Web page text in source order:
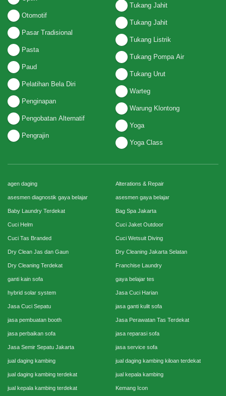
Otomotif
Pasar Tradisional
Pasta
Paud
Pelatihan Bela Diri
Penginapan
Pengobatan Alternatif
Pengrajin
Tukang Jahit
Tukang Jahit
Tukang Listrik
Tukang Pompa Air
Tukang Urut
Warteg
Warung Klontong
Yoga
Yoga Class
agen daging Alterations & Repair
asesmen diagnostik gaya belajar asesmen gaya belajar
Baby Laundry Terdekat Bag Spa Jakarta
Cuci Helm Cuci Jaket Outdoor
Cuci Tas Branded Cuci Wetsuit Diving
Dry Clean Jas dan Gaun Dry Cleaning Jakarta Selatan
Dry Cleaning Terdekat Franchise Laundry
ganti kain sofa gaya belajar tes
hybrid solar system Jasa Cuci Harian
Jasa Cuci Sepatu jasa ganti kulit sofa
jasa pembuatan booth Jasa Perawatan Tas Terdekat
jasa perbaikan sofa jasa reparasi sofa
Jasa Semir Sepatu Jakarta jasa service sofa
jual daging kambing jual daging kambing kiloan terdekat
jual daging kambing terdekat jual kepala kambing
jual kepala kambing terdekat Kemang Icon